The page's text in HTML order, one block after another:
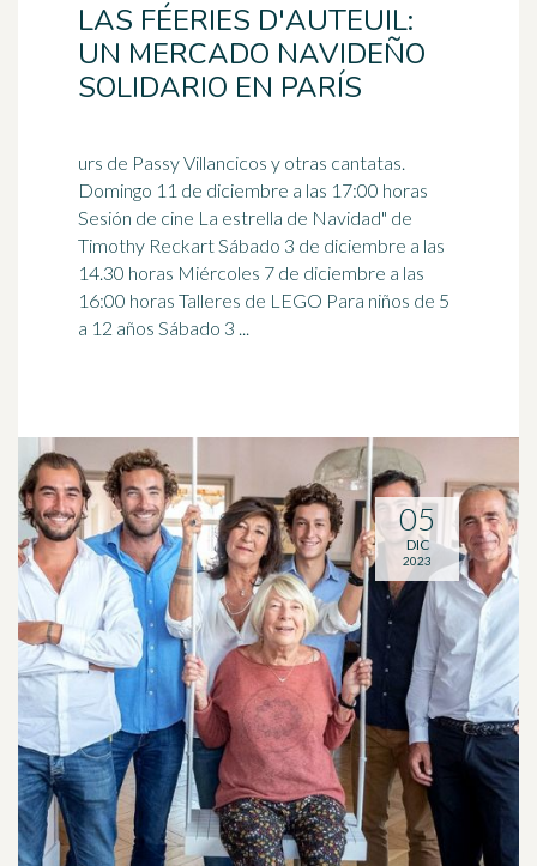
LAS FÉERIES D'AUTEUIL:
UN MERCADO NAVIDEÑO
SOLIDARIO EN PARÍS
urs de Passy Villancicos y otras cantatas.
Domingo 11 de diciembre a las 17:00 horas
Sesión de cine La estrella de Navidad" de
Timothy Reckart Sábado 3 de diciembre a las
14.30 horas Miércoles 7 de diciembre a las
16:00 horas Talleres de LEGO Para niños de 5
a 12 años Sábado 3 ...
05
DIC
2023